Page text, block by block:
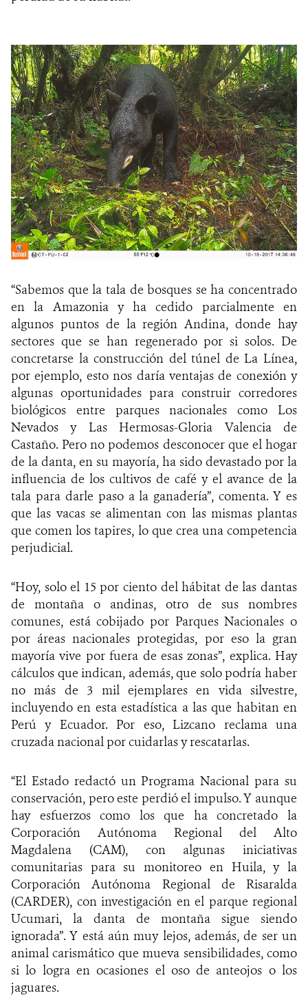
“Sabemos que la tala de bosques se ha concentrado
en la Amazonia y ha cedido parcialmente en
algunos puntos de la región Andina, donde hay
sectores que se han regenerado por si solos. De
concretarse la construcción del túnel de La Línea,
por ejemplo, esto nos daría ventajas de conexión y
algunas oportunidades para construir corredores
biológicos entre parques nacionales como Los
Nevados y Las Hermosas-Gloria Valencia de
Castaño. Pero no podemos desconocer que el hogar
de la danta, en su mayoría, ha sido devastado por la
influencia de los cultivos de café y el avance de la
tala para darle paso a la ganadería”, comenta. Y es
que las vacas se alimentan con las mismas plantas
que comen los tapires, lo que crea una competencia
perjudicial.
“Hoy, solo el 15 por ciento del hábitat de las dantas
de montaña o andinas, otro de sus nombres
comunes, está cobijado por Parques Nacionales o
por áreas nacionales protegidas, por eso la gran
mayoría vive por fuera de esas zonas”, explica. Hay
cálculos que indican, además, que solo podría haber
no más de 3 mil ejemplares en vida silvestre,
incluyendo en esta estadística a las que habitan en
Perú y Ecuador. Por eso, Lizcano reclama una
cruzada nacional por cuidarlas y rescatarlas.
“El Estado redactó un Programa Nacional para su
conservación, pero este perdió el impulso. Y aunque
hay esfuerzos como los que ha concretado la
Corporación Autónoma Regional del Alto
Magdalena (CAM), con algunas iniciativas
comunitarias para su monitoreo en Huila, y la
Corporación Autónoma Regional de Risaralda
(CARDER), con investigación en el parque regional
Ucumari, la danta de montaña sigue siendo
ignorada”. Y está aún muy lejos, además, de ser un
animal carismático que mueva sensibilidades, como
si lo logra en ocasiones el oso de anteojos o los
jaguares.